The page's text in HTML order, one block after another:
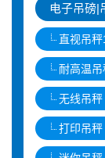
电子吊磅|
直视吊
耐高温吊
无线吊秤
打印吊秤